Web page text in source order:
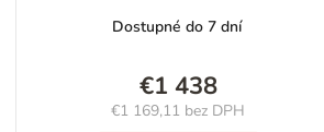
Dostupné do 7 dní
€1 438
€1 169,11 bez DPH